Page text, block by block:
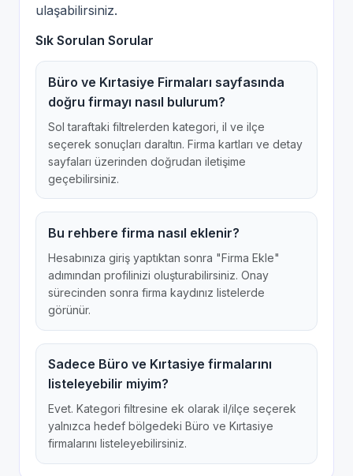
ulaşabilirsiniz.
Sık Sorulan Sorular
Büro ve Kırtasiye Firmaları sayfasında
doğru firmayı nasıl bulurum?
Sol taraftaki filtrelerden kategori, il ve ilçe
seçerek sonuçları daraltın. Firma kartları ve detay
sayfaları üzerinden doğrudan iletişime
geçebilirsiniz.
Bu rehbere firma nasıl eklenir?
Hesabınıza giriş yaptıktan sonra "Firma Ekle"
adımından profilinizi oluşturabilirsiniz. Onay
sürecinden sonra firma kaydınız listelerde
görünür.
Sadece Büro ve Kırtasiye firmalarını
listeleyebilir miyim?
Evet. Kategori filtresine ek olarak il/ilçe seçerek
yalnızca hedef bölgedeki Büro ve Kırtasiye
firmalarını listeleyebilirsiniz.